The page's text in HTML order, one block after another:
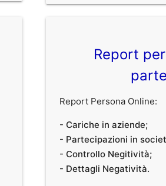
Report
Report Persona Online:
- Cariche in aziende;
- Partecipazioni in
- Controllo Negitività;
- Dettagli Negatività.